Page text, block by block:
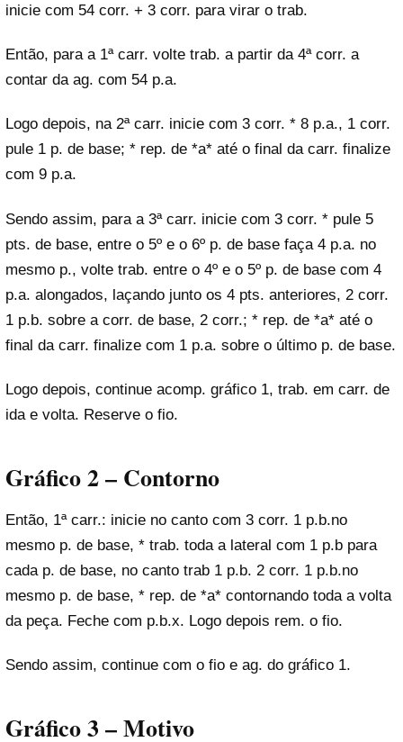
inicie com 54 corr. + 3 corr. para virar o trab.
Então, para a 1ª carr. volte trab. a partir da 4ª corr. a
contar da ag. com 54 p.a.
Logo depois, na 2ª carr. inicie com 3 corr. * 8 p.a., 1 corr.
pule 1 p. de base; * rep. de *a* até o final da carr. finalize
com 9 p.a.
Sendo assim, para a 3ª carr. inicie com 3 corr. * pule 5
pts. de base, entre o 5º e o 6º p. de base faça 4 p.a. no
mesmo p., volte trab. entre o 4º e o 5º p. de base com 4
p.a. alongados, laçando junto os 4 pts. anteriores, 2 corr.
1 p.b. sobre a corr. de base, 2 corr.; * rep. de *a* até o
final da carr. finalize com 1 p.a. sobre o último p. de base.
Logo depois, continue acomp. gráfico 1, trab. em carr. de
ida e volta. Reserve o fio.
Gráfico 2 – Contorno
Então, 1ª carr.: inicie no canto com 3 corr. 1 p.b.no
mesmo p. de base, * trab. toda a lateral com 1 p.b para
cada p. de base, no canto trab 1 p.b. 2 corr. 1 p.b.no
mesmo p. de base, * rep. de *a* contornando toda a volta
da peça. Feche com p.b.x. Logo depois rem. o fio.
Sendo assim, continue com o fio e ag. do gráfico 1.
Gráfico 3 – Motivo